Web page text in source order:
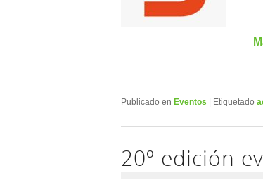
Publicado en Eventos Etiquetado
20º edición